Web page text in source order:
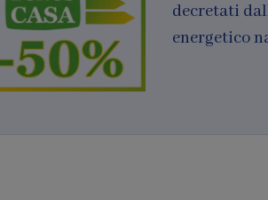
decretati
energetico